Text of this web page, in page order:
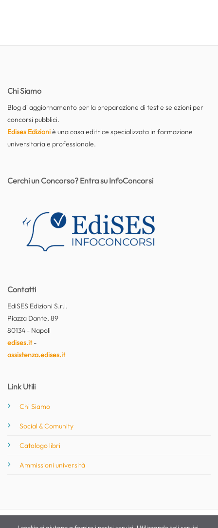
Chi Siamo
Blog di aggiornamento per la preparazione di test e selezioni per
concorsi pubblici.
Edises Edizioniè una casa editrice specializzata in formazione
universitaria e professionale.
Contatti
EdiSES Edizioni S.r.l.
Piazza Dante, 89
80134 - Napoli
edises.it-
assistenza.edises.it
Link Utili
Chi Siamo
Social & Comunity
Catalogo libri
Ammissioni università
Cerchi un Concorso? Entra su InfoConcorsi